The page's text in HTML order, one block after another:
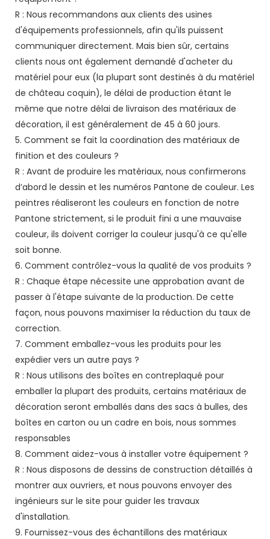
R : Nous recommandons aux clients des usines
d'équipements professionnels, afin qu'ils puissent
communiquer directement. Mais bien sûr, certains
clients nous ont également demandé d'acheter du
matériel pour eux (la plupart sont destinés à du matériel
de château coquin), le délai de production étant le
même que notre délai de livraison des matériaux de
décoration, il est généralement de 45 à 60 jours.
5. Comment se fait la coordination des matériaux de
finition et des couleurs ?
R : Avant de produire les matériaux, nous confirmerons
d’abord le dessin et les numéros Pantone de couleur. Les
peintres réaliseront les couleurs en fonction de notre
Pantone strictement, si le produit fini a une mauvaise
couleur, ils doivent corriger la couleur jusqu'à ce qu'elle
soit bonne.
6. Comment contrôlez-vous la qualité de vos produits ?
R : Chaque étape nécessite une approbation avant de
passer à l'étape suivante de la production. De cette
façon, nous pouvons maximiser la réduction du taux de
correction.
7. Comment emballez-vous les produits pour les
expédier vers un autre pays ?
R : Nous utilisons des boîtes en contreplaqué pour
emballer la plupart des produits, certains matériaux de
décoration seront emballés dans des sacs à bulles, des
boîtes en carton ou un cadre en bois, nous sommes
responsables
8. Comment aidez-vous à installer votre équipement ?
R : Nous disposons de dessins de construction détaillés à
montrer aux ouvriers, et nous pouvons envoyer des
ingénieurs sur le site pour guider les travaux
d'installation.
9. Fournissez-vous des échantillons des matériaux